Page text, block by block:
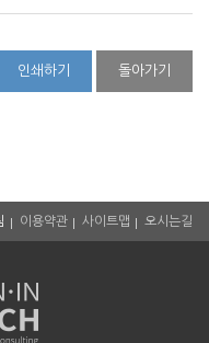
인쇄하기 돌아가기
이용약관 사이트맵 오시는길